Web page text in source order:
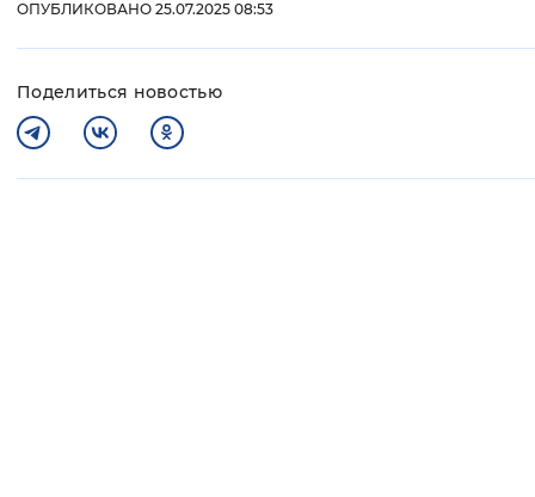
ОПУБЛИКОВАНО 25.07.2025 08:53
Поделиться новостью